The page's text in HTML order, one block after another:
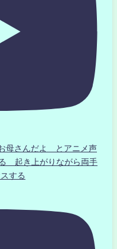
母さんだよ とアニメ声
起き上がりながら両手
する